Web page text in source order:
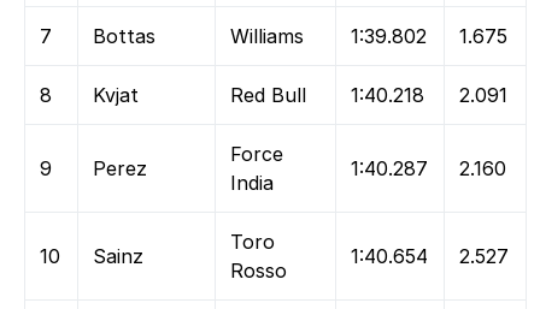
7 Bottas Williams 1:39.802 1.675
8 Kvjat Red Bull 1:40.218 2.091
9 Perez
Force
India
1:40.287 2.160
10 Sainz
Toro
Rosso
1:40.654 2.527